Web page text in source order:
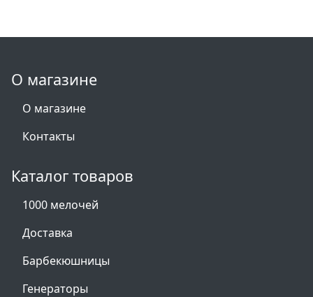
О магазине
О магазине
Контакты
Каталог товаров
1000 мелочей
Доставка
Барбекюшницы
Генераторы